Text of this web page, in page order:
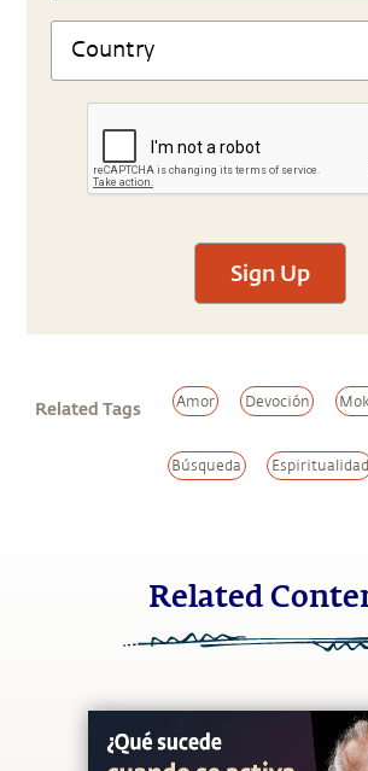
Sign Up
Related Tags Amor Devoción
Búsqueda Espiritualidad
Related